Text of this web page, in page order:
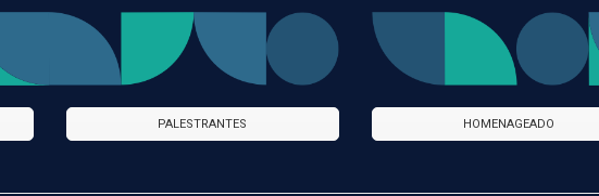
PALESTRANTES HOMENAGEADO